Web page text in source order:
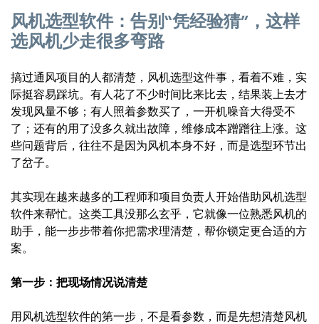
风机选型软件：告别“凭经验猜”，这样
选风机少走很多弯路
搞过通风项目的人都清楚，风机选型这件事，看着不难，实
际挺容易踩坑。有人花了不少时间比来比去，结果装上去才
发现风量不够；有人照着参数买了，一开机噪音大得受不
了；还有的用了没多久就出故障，维修成本蹭蹭往上涨。这
些问题背后，往往不是因为风机本身不好，而是选型环节出
了岔子。
其实现在越来越多的工程师和项目负责人开始借助风机选型
软件来帮忙。这类工具没那么玄乎，它就像一位熟悉风机的
助手，能一步步带着你把需求理清楚，帮你锁定更合适的方
案。
第一步：把现场情况说清楚
用风机选型软件的第一步，不是看参数，而是先想清楚风机